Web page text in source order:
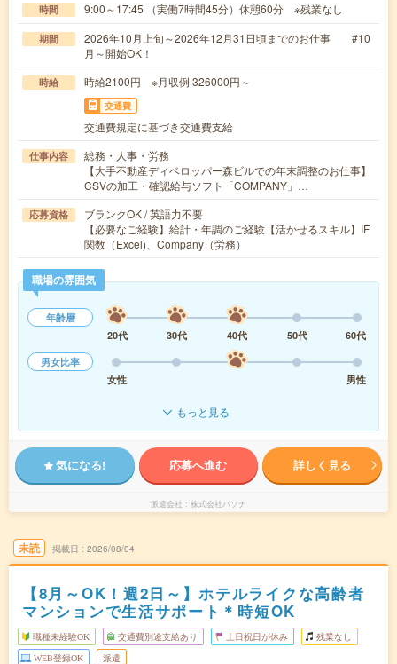
時間 9:00～17:45 （実働7時間45分）休憩60分 ※残業なし
期間
2026年10月上旬～2026年12月31日頃までのお仕事 #10
月～開始OK！
時給 時給2100円 ※月収例 326000円～
交通費
交通費規定に基づき交通費支給
仕事内容
総務・人事・労務
【大手不動産ディベロッパー森ビルでの年末調整のお仕事】
CSVの加工・確認給与ソフト「COMPANY」…
応募資格
ブランクOK / 英語力不要
【必要なご経験】給計・年調のご経験【活かせるスキル】IF
関数（Excel)、Company（労務）
職場の雰囲気
年齢層
20代
30代 40代 50代
60代
男女比率
女性
男性
もっと見る
気になる! 応募へ進む 詳しく見る
派遣会社 株式会社パソナ
未読 掲載日 2026/08/04
【8月～OK！週2日～】ホテルライクな高齢者
マンションで生活サポート＊時短OK
職種未経験OK 交通費別途支給あり 土日祝日が休み 残業なし
WEB登録OK 派遣